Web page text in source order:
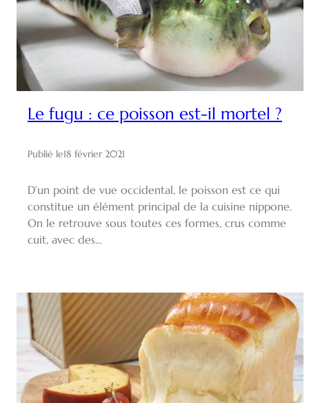
Le fugu : ce poisson est-il mortel ?
Publié le18 février 2021
D’un point de vue occidental, le poisson est ce qui
constitue un élément principal de la cuisine nippone.
On le retrouve sous toutes ces formes, crus comme
cuit, avec des…